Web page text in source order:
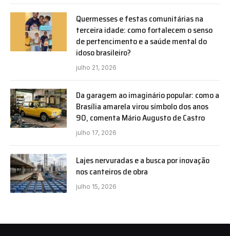
Quermesses e festas comunitárias na
terceira idade: como fortalecem o senso
de pertencimento e a saúde mental do
idoso brasileiro?
julho 21, 2026
Da garagem ao imaginário popular: como a
Brasília amarela virou símbolo dos anos
90, comenta Mário Augusto de Castro
julho 17, 2026
Lajes nervuradas e a busca por inovação
nos canteiros de obra
julho 15, 2026